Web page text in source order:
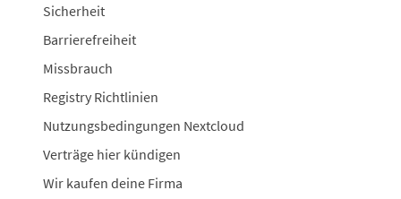
Sicherheit
Barrierefreiheit
Missbrauch
Registry Richtlinien
Nutzungsbedingungen Nextcloud
Verträge hier kündigen
Wir kaufen deine Firma